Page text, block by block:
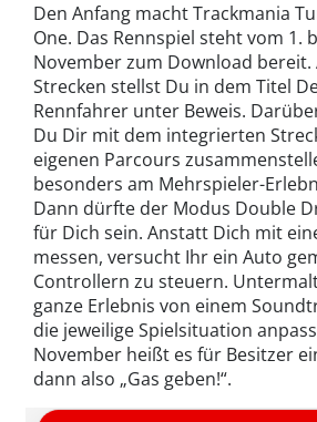
Den Anfang macht Trackmania
One. Das Rennspiel steht vom 1.
November zum Download bereit.
Strecken stellst Du in dem Titel
Rennfahrer unter Beweis.
Du Dir mit dem integrierten
eigenen Parcours
besonders am Mehrspieler-
Dann dürfte der Modus Double
für Dich sein. Anstatt Dich mit
messen, versucht Ihr ein Auto
Controllern zu steuern.
ganze Erlebnis von einem
die jeweilige Spielsituation
November heißt es für Besitzer
dann also „Gas geben!“.